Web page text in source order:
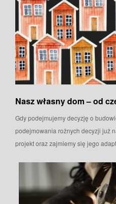
Nasz własny dom – od
Gdy podejmujemy decyzję o
podejmowania rożnych decyzji już
projekt oraz zajmiemy się jego